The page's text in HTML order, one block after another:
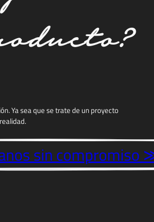
Arena
Ya sea que se trate de un proyecto
sin compromiso